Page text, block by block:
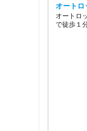
オートロ
オートロ
で徒歩１